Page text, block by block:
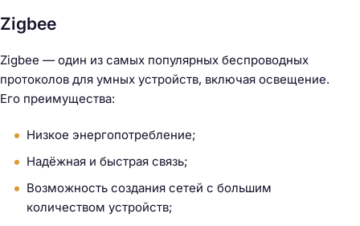
Zigbee
Zigbee — один из самых популярных беспроводных
протоколов для умных устройств, включая освещение.
Его преимущества:
Низкое энергопотребление;
Надёжная и быстрая связь;
Возможность создания сетей с большим
количеством устройств;
Н